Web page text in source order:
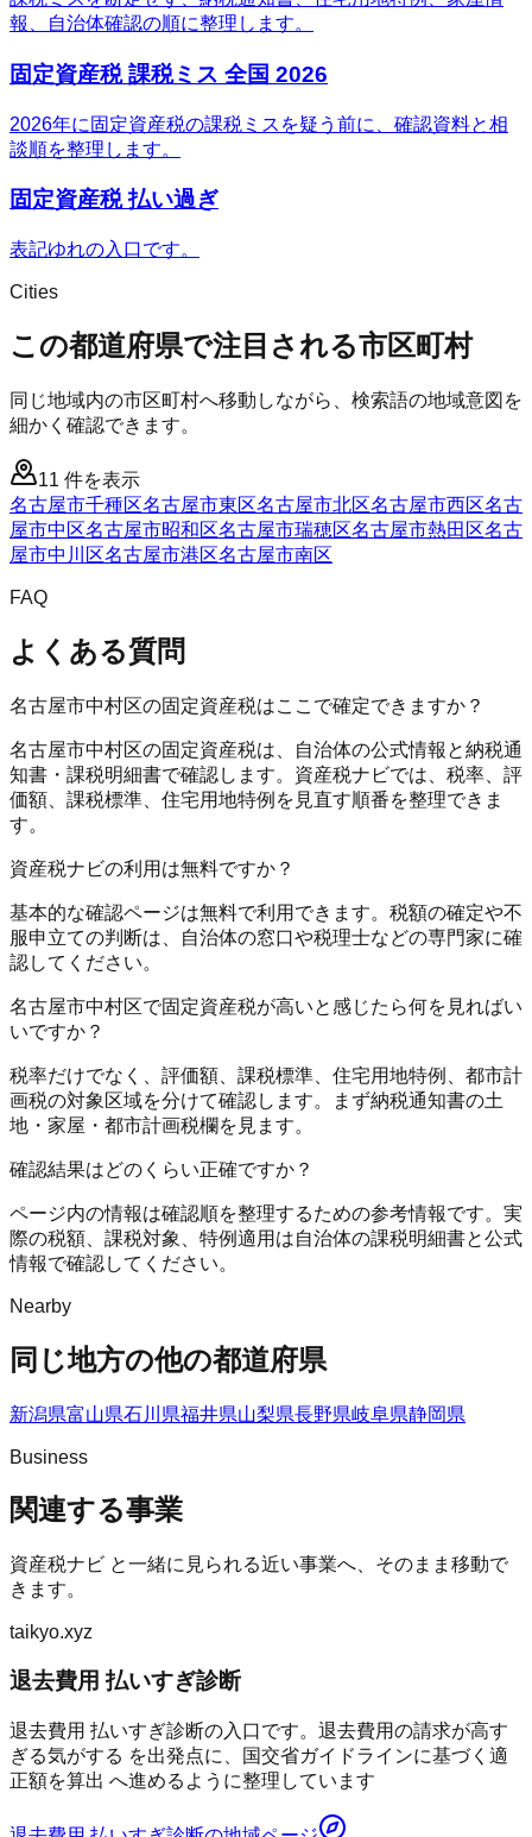
報、自治体確認の順に整理します。
固定資産税 課税ミス 全国 2026
2026年に固定資産税の課税ミスを疑う前に、確認資料と相
談順を整理します。
固定資産税 払い過ぎ
表記ゆれの入口です。
Cities
この都道府県で注目される市区町村
同じ地域内の市区町村へ移動しながら、検索語の地域意図を
細かく確認できます。
11 件を表示
名古屋市千種区名古屋市東区名古屋市北区名古屋市西区名古
屋市中区名古屋市昭和区名古屋市瑞穂区名古屋市熱田区名古
屋市中川区名古屋市港区名古屋市南区
FAQ
よくある質問
名古屋市中村区の固定資産税はここで確定できますか？
名古屋市中村区の固定資産税は、自治体の公式情報と納税通
知書・課税明細書で確認します。資産税ナビでは、税率、評
価額、課税標準、住宅用地特例を見直す順番を整理できま
す。
資産税ナビの利用は無料ですか？
基本的な確認ページは無料で利用できます。税額の確定や不
服申立ての判断は、自治体の窓口や税理士などの専門家に確
認してください。
名古屋市中村区で固定資産税が高いと感じたら何を見ればい
いですか？
税率だけでなく、評価額、課税標準、住宅用地特例、都市計
画税の対象区域を分けて確認します。まず納税通知書の土
地・家屋・都市計画税欄を見ます。
確認結果はどのくらい正確ですか？
ページ内の情報は確認順を整理するための参考情報です。実
際の税額、課税対象、特例適用は自治体の課税明細書と公式
情報で確認してください。
Nearby
同じ地方の他の都道府県
新潟県富山県石川県福井県山梨県長野県岐阜県静岡県
Business
関連する事業
資産税ナビ と一緒に見られる近い事業へ、そのまま移動で
きます。
taikyo.xyz
退去費用 払いすぎ診断
退去費用 払いすぎ診断の入口です。退去費用の請求が高す
ぎる気がする を出発点に、国交省ガイドラインに基づく適
正額を算出 へ進めるように整理しています